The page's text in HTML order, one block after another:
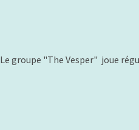
Le groupe "The Vesper" joue